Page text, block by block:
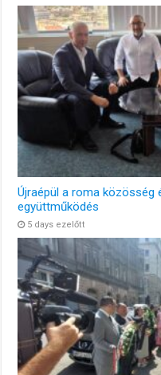
Újraépül a roma
együttműködés
5 days ezelőtt